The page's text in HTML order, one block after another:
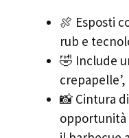
🍖 Esposti
rub e
🤣 Include
📸 Cintura